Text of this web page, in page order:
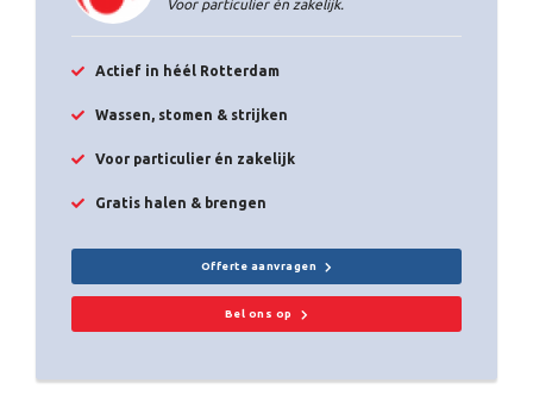
Voor particulier én zakelijk.
Actief in héél Rotterdam
Wassen, stomen & strijken
Voor particulier én zakelijk
Gratis halen & brengen
Offerte aanvragen
Bel ons op